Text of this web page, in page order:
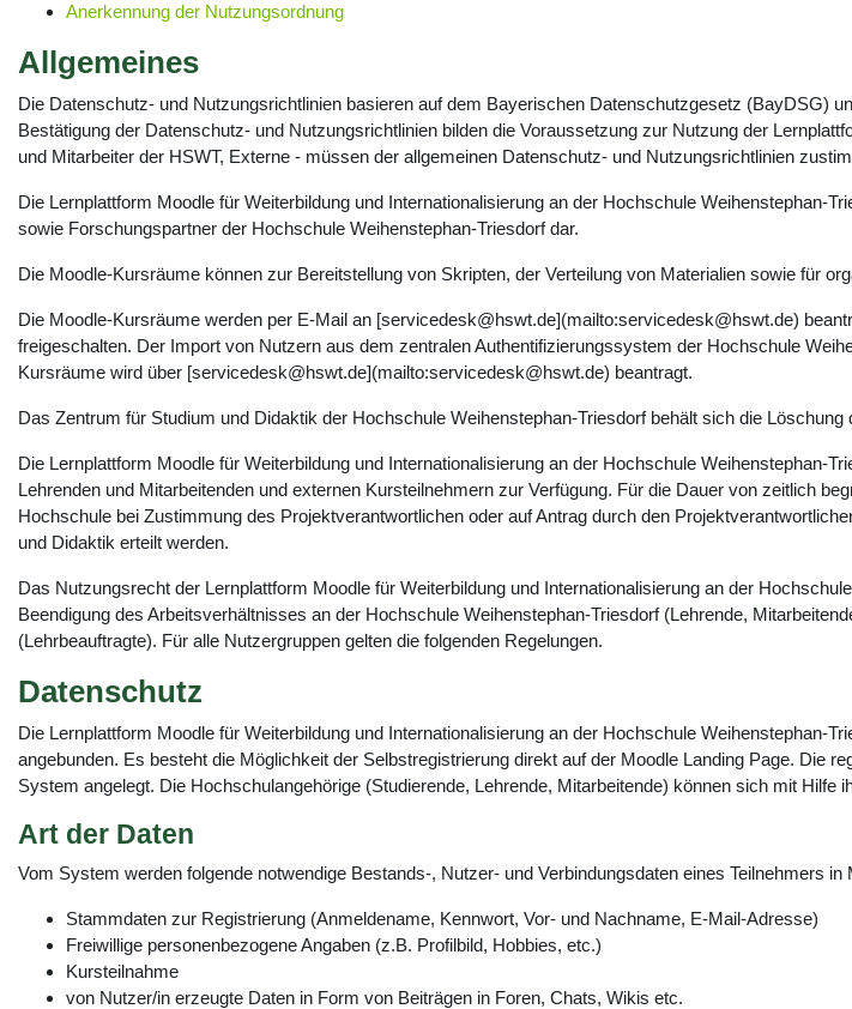
Anerkennung der Nutzungsordnung
Allgemeines
Die Datenschutz- und Nutzungsrichtlinien basieren auf dem Bayerischen Datenschutzgesetz (BayDSG)
Bestätigung der Datenschutz- und Nutzungsrichtlinien bilden die Voraussetzung zur Nutzung der
und Mitarbeiter der HSWT, Externe - müssen der allgemeinen Datenschutz- und Nutzungsrichtlinien
Die Lernplattform Moodle für Weiterbildung und Internationalisierung an der Hochschule Weihenstephan-
sowie Forschungspartner der Hochschule Weihenstephan-Triesdorf dar.
Die Moodle-Kursräume können zur Bereitstellung von Skripten, der Verteilung von Materialien sowie für
Die Moodle-Kursräume werden per E-Mail an [servicedesk@hswt.de](mailto:servicedesk@hswt.de)
freigeschalten. Der Import von Nutzern aus dem zentralen Authentifizierungssystem der Hochschule
Kursräume wird über [servicedesk@hswt.de](mailto:servicedesk@hswt.de) beantragt.
Das Zentrum für Studium und Didaktik der Hochschule Weihenstephan-Triesdorf behält sich die
Die Lernplattform Moodle für Weiterbildung und Internationalisierung an der Hochschule Weihenstephan-
Lehrenden und Mitarbeitenden und externen Kursteilnehmern zur Verfügung. Für die Dauer von zeitlich
Hochschule bei Zustimmung des Projektverantwortlichen oder auf Antrag durch den
und Didaktik erteilt werden.
Das Nutzungsrecht der Lernplattform Moodle für Weiterbildung und Internationalisierung an der
Beendigung des Arbeitsverhältnisses an der Hochschule Weihenstephan-Triesdorf (Lehrende,
(Lehrbeauftragte). Für alle Nutzergruppen gelten die folgenden Regelungen.
Datenschutz
Die Lernplattform Moodle für Weiterbildung und Internationalisierung an der Hochschule
angebunden. Es besteht die Möglichkeit der Selbstregistrierung direkt auf der Moodle Landing Page. Die
System angelegt. Die Hochschulangehörige (Studierende, Lehrende, Mitarbeitende) können sich mit
Art der Daten
Vom System werden folgende notwendige Bestands-, Nutzer- und Verbindungsdaten eines Teilnehmers
Stammdaten zur Registrierung (Anmeldename, Kennwort, Vor- und Nachname, E-Mail-Adresse)
Freiwillige personenbezogene Angaben (z.B. Profilbild, Hobbies, etc.)
Kursteilnahme
von Nutzer/in erzeugte Daten in Form von Beiträgen in Foren, Chats, Wikis etc.